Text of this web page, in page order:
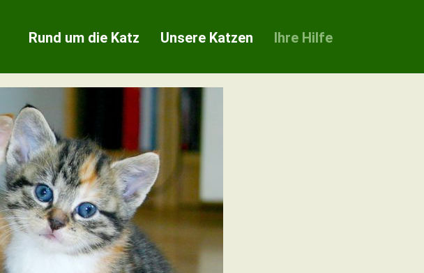
Rund um die Katz Unsere Katzen Ihre Hilfe